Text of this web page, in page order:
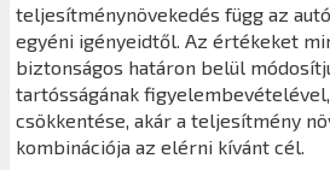
teljesítménynövekedés függ az
egyéni igényeidtől. Az értékeket
biztonságos határon belül
tartósságának
csökkentése, akár a teljesítmény
kombinációja az elérni kívánt cél.